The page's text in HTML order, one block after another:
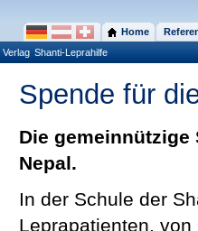
Home
Verlag Shanti-Leprahilfe
Spende für
Die
Nepal.
In der Schule der
Leprapatienten,